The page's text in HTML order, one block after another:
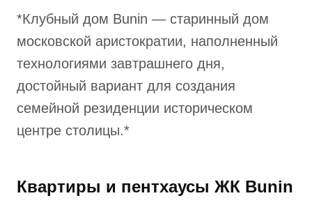
*Клубный дом Bunin — старинный дом
московской аристократии, наполненный
технологиями завтрашнего дня,
достойный вариант для создания
семейной резиденции историческом
центре столицы.*
Квартиры и пентхаусы ЖК Bunin